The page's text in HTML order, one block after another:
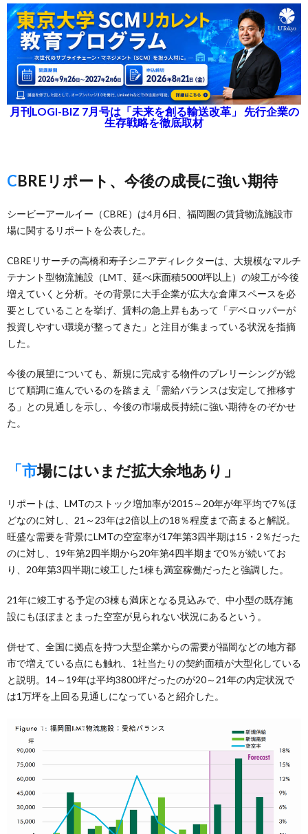
月刊LOGI-BIZ 7月号は「未来を創る輸送改革」 先行企業の
生存戦略を徹底取材
CBREリポート、今後の成長に強い期待
シービーアールイー（CBRE）は4月6日、福岡圏の賃貸物流施設市
場に関するリポートを公表した。
CBREリサーチの高橋和寿子シニアディレクターは、大規模なマルチ
テナント型物流施設（LMT、延べ床面積5000坪以上）の竣工が今後
増えていくと分析。その背景に大手企業が広大な倉庫スペースを必
要としていることを挙げ、賃料の急上昇もあって「デベロッパーが
投資しやすい環境が整ってきた」と注目が集まっている状況を指摘
した。
今後の展望についても、新規に完成する物件のプレリーシングが総
じて順調に進んでいるのを踏まえ「需給バランスは安定して推移す
る」との見通しを示し、今後の市場成長持続に強い期待をのぞかせ
た。
「市場にはいまだ拡大余地あり」
リポートは、LMTのストック増加率が2015～20年が年平均で7％ほ
どなのに対し、21～23年は2倍以上の18％程度まで高まると解説。
旺盛な需要を背景にLMTの空室率が17年第3四半期は15・2％だった
のに対し、19年第2四半期から20年第4四半期まで0％が続いてお
り、20年第3四半期に竣工した1棟も満室稼働だったと強調した。
21年に竣工する予定の3棟も満床となる見込みで、中小型の既存施
設にもほぼまとまった空室が見られない状況にあるという。
併せて、全国に拠点を持つ大型企業からの需要が福岡などの地方都
市で増えている点にも触れ、1社当たりの契約面積が大型化している
と説明。14～19年は平均3800坪だったのが20～21年の内定状況で
は1万坪を上回る見通しになっていると紹介した。